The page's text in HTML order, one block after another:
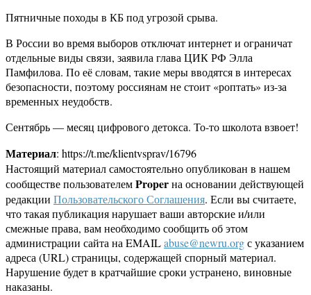
Пятничные походы в КБ под угрозой срыва.
В России во время выборов отключат интернет и ограничат
отдельные виды связи, заявила глава ЦИК РФ Элла
Памфилова. По её словам, такие меры вводятся в интересах
безопасности, поэтому россиянам не стоит «роптать» из-за
временных неудобств.
Сентябрь — месяц цифрового детокса. То-то школота взвоет!
Материал: https://t.me/klientvsprav/16796
Настоящий материал самостоятельно опубликован в нашем
сообществе пользователемProperна основании действующей
редакции Пользовательского Соглашения. Если вы считаете,
что такая публикация нарушает ваши авторские и/или
смежные права, вам необходимо сообщить об этом
администрации сайта на EMAILabuse@newru.orgс указанием
адреса (URL) страницы, содержащей спорный материал.
Нарушение будет в кратчайшие сроки устранено, виновные
наказаны.